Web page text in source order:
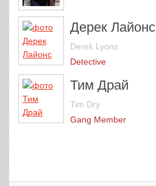
Дерек Лайонс
Derek Lyons
Detective
Тим Драй
Tim Dry
Gang Member